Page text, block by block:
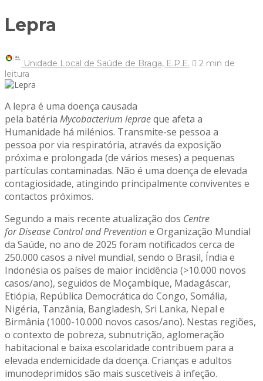
Lepra
Unidade Local de Saúde de Braga, E.P.E. 2 min de
leitura
A lepra é uma doença causada
pela batéria Mycobacterium lepraeque afeta a
Humanidade há milénios. Transmite-se pessoa a
pessoa por via respiratória, através da exposição
próxima e prolongada (de vários meses) a pequenas
partículas contaminadas. Não é uma doença de elevada
contagiosidade, atingindo principalmente conviventes e
contactos próximos.
Segundo a mais recente atualização dos Centre
forDisease Control and Preventione Organização Mundial
da Saúde, no ano de 2025 foram notificados cerca de
250.000 casos a nível mundial, sendo o Brasil, Índia e
Indonésia os países de maior incidência (>10.000 novos
casos/ano), seguidos de Moçambique, Madagáscar,
Etiópia, República Democrática do Congo, Somália,
Nigéria, Tanzânia, Bangladesh, Sri Lanka, Nepal e
Birmânia (1000-10.000 novos casos/ano). Nestas regiões,
o contexto de pobreza, subnutrição, aglomeração
habitacional e baixa escolaridade contribuem para a
elevada endemicidade da doença. Crianças e adultos
imunodeprimidos são mais suscetíveis à infeção.